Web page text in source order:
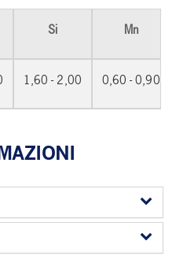
Si
1,60 - 2,00
Mn
0,60 - 0,90